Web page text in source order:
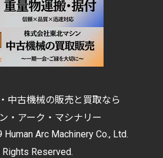
中古機械の販売と買取なら
・アーク・マシナリー
Arc Machinery Co., Ltd.
Rights Reserved.